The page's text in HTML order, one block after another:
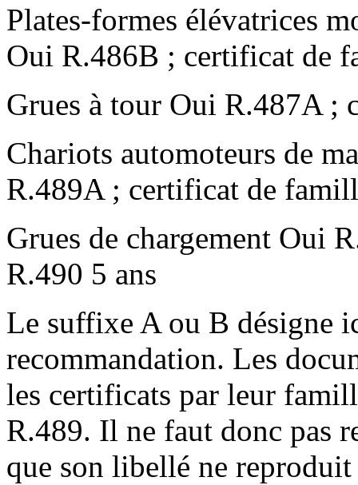
Plates-formes élévatrices
Oui R.486B ; certificat de
Grues à tour Oui R.487A ;
Chariots automoteurs de
R.489A ; certificat de
Grues de chargement Oui
R.490 5 ans
Le suffixe A ou B désigne
recommandation. Les
les certificats par leur
R.489. Il ne faut donc pas
que son libellé ne